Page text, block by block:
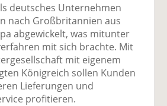
te
il
e
n
il
e
n
n
d
e
n
deutsches Unternehmen
nach Großbritannien aus
abgewickelt, was mitunter
mit sich brachte. Mit
mit eigenem
Königreich sollen Kunden
Lieferungen und
profitieren.